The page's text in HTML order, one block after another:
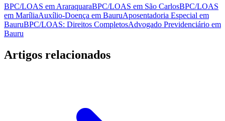
BPC/LOAS em AraraquaraBPC/LOAS em São CarlosBPC/LOAS
em MaríliaAuxílio-Doença em BauruAposentadoria Especial em
BauruBPC/LOAS: Direitos CompletosAdvogado Previdenciário em
Bauru
Artigos relacionados